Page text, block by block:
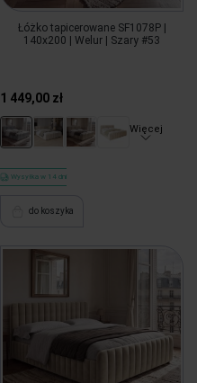
Łóżko tapicerowane SF1078P |
140x200 | Welur | Szary #53
1 449,00 zł
Więcej
Wysyłka w 14 dni
do koszyka